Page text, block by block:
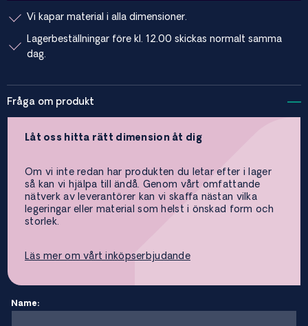
Vi kapar material i alla dimensioner.
Lagerbeställningar före kl. 12.00 skickas normalt samma
dag.
Fråga om produkt
Låt oss hitta rätt dimension åt dig
Om vi inte redan har produkten du letar efter i lager
så kan vi hjälpa till ändå. Genom vårt omfattande
nätverk av leverantörer kan vi skaffa nästan vilka
legeringar eller material som helst i önskad form och
storlek.
Läs mer om vårt inköpserbjudande
Name: